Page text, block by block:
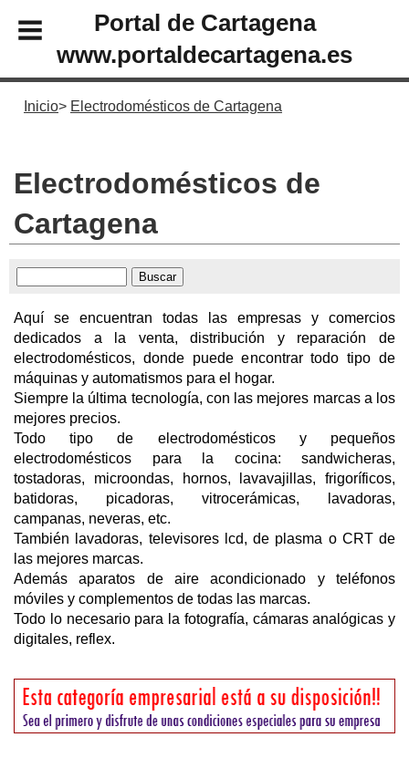
Portal de Cartagena
www.portaldecartagena.es
Inicio Electrodomésticos de Cartagena
Electrodomésticos de
Cartagena
Aquí se encuentran todas las empresas y comercios
dedicados a la venta, distribución y reparación de
electrodomésticos, donde puede encontrar todo tipo de
máquinas y automatismos para el hogar.
Siempre la última tecnología, con las mejores marcas a los
mejores precios.
Todo tipo de electrodomésticos y pequeños
electrodomésticos para la cocina: sandwicheras,
tostadoras, microondas, hornos, lavavajillas, frigoríficos,
batidoras, picadoras, vitrocerámicas, lavadoras,
campanas, neveras, etc.
También lavadoras, televisores lcd, de plasma o CRT de
las mejores marcas.
Además aparatos de aire acondicionado y teléfonos
móviles y complementos de todas las marcas.
Todo lo necesario para la fotografía, cámaras analógicas y
digitales, reflex.